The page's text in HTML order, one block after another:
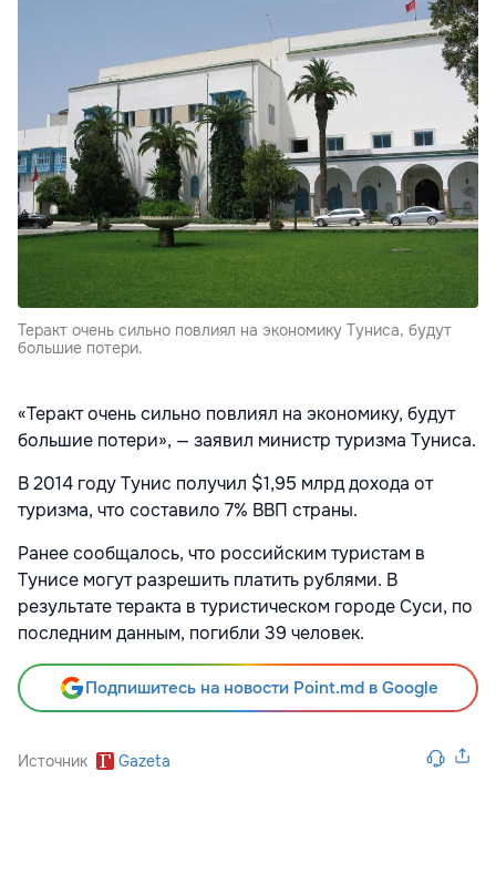
Теракт очень сильно повлиял на экономику Туниса, будут
большие потери.
«Теракт очень сильно повлиял на экономику, будут
большие потери», — заявил министр туризма Туниса.
В 2014 году Тунис получил $1,95 млрд дохода от
туризма, что составило 7% ВВП страны.
Ранее сообщалось, что российским туристам в
Тунисе могут разрешить платить рублями. В
результате теракта в туристическом городе Суси, по
последним данным, погибли 39 человек.
Подпишитесь на новости Point.md в Google
Источник Gazeta